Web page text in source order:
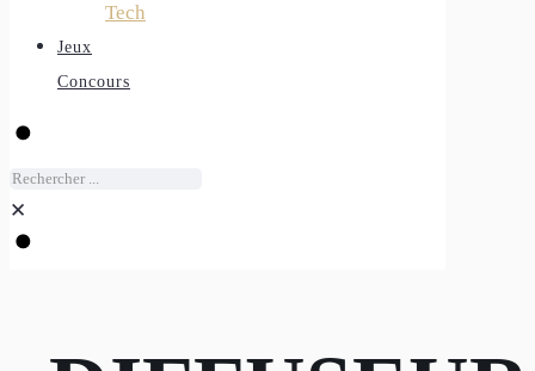
Tech
Jeux
Concours
✕